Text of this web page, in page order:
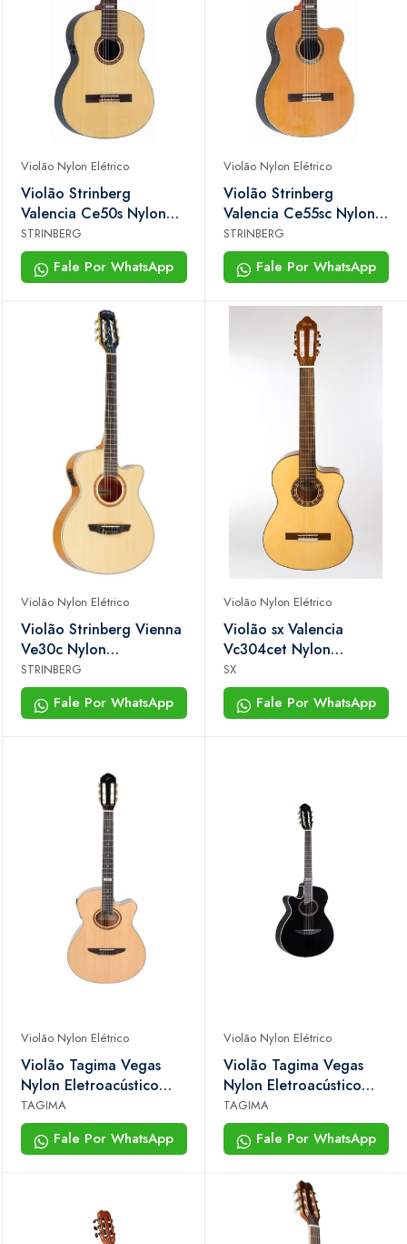
Violão Nylon Elétrico
Violão Strinberg
Valencia Ce50s Nylon
Eletroacústico Natural
STRINBERG
Fale Por WhatsApp
Violão Nylon Elétrico
Violão Strinberg
Valencia Ce55sc Nylon
Eletroacústico Natural
STRINBERG
Fale Por WhatsApp
Violão Nylon Elétrico
Violão Strinberg Vienna
Ve30c Nylon
Eletroacústico Natural
Fosco
STRINBERG
Fale Por WhatsApp
Violão Nylon Elétrico
Violão sx Valencia
Vc304cet Nylon
Eletroacústico Natural
SX
Fale Por WhatsApp
Violão Nylon Elétrico
Violão Tagima Vegas
Nylon Eletroacústico
Natural
TAGIMA
Fale Por WhatsApp
Violão Nylon Elétrico
Violão Tagima Vegas
Nylon Eletroacústico
Preto Canhoto
TAGIMA
Fale Por WhatsApp